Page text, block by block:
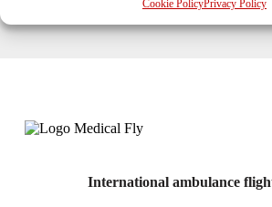
Cookie PolicyPrivacy Policy
International ambulance